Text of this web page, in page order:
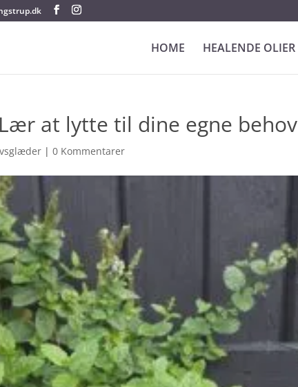
HOME HEALENDE OLIER
at lytte til dine egne behov
|0 Kommentarer